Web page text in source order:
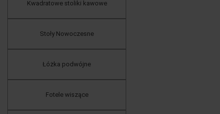
Kwadratowe stoliki kawowe
Stoły Nowoczesne
Łóżka podwójne
Fotele wiszące